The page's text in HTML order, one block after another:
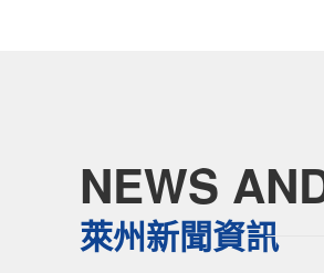
NEWS
萊州新聞資訊